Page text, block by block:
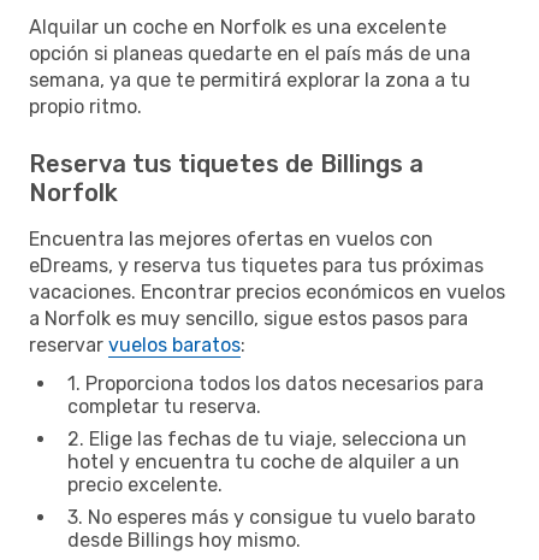
Alquilar un coche en Norfolk es una excelente
opción si planeas quedarte en el país más de una
semana, ya que te permitirá explorar la zona a tu
propio ritmo.
Reserva tus tiquetes de Billings a
Norfolk
Encuentra las mejores ofertas en vuelos con
eDreams, y reserva tus tiquetes para tus próximas
vacaciones. Encontrar precios económicos en vuelos
a Norfolk es muy sencillo, sigue estos pasos para
reservar vuelos baratos:
1. Proporciona todos los datos necesarios para
completar tu reserva.
2. Elige las fechas de tu viaje, selecciona un
hotel y encuentra tu coche de alquiler a un
precio excelente.
3. No esperes más y consigue tu vuelo barato
desde Billings hoy mismo.